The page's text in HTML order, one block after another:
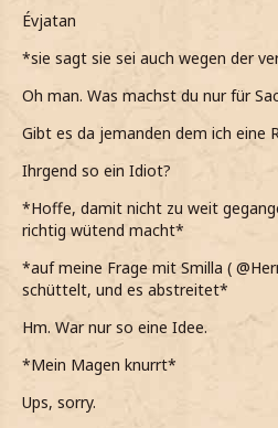
*leise sage*
*mir auffällt, dass noch nie mit
*nicht einmal mit Owen
Mali
*er ja eigentlich mein bester
*die Sache, dass Gefühle für ihn
komplizierter macht*
*als sage, dass dasselbe auch
bedankt und sagt, dass er es zu
*er mich dann noch fester an
echt in Ordung bin*
*allerdings meine Meinung über
ändern sollte und dass wir uns
*statt ja zu sagen, allerdings nur
Évjatan
*sie sagt sie sei auch wegen der
Oh man. Was machst du nur für
Gibt es da jemanden dem ich eine
Ihrgend so ein Idiot?
*Hoffe, damit nicht zu weit
richtig wütend macht*
*auf meine Frage mit Smilla (
schüttelt, und es abstreitet*
Hm. War nur so eine Idee.
*Mein Magen knurrt*
Ups, sorry.